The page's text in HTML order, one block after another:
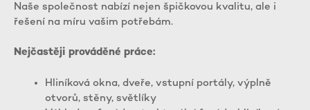
Naše společnost nabízí nejen špičkovou kvalitu, ale i
řešení na míru vašim potřebám.
Nejčastěji prováděné práce:
Hliníková okna, dveře, vstupní portály, výplně
otvorů, stěny, světlíky